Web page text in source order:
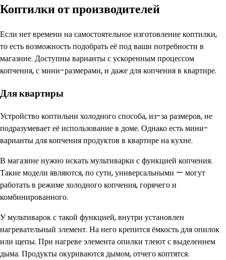
Коптилки от производителей
Если нет времени на самостоятельное изготовление коптилки,
то есть возможность подобрать её под ваши потребности в
магазине. Доступны варианты с ускоренным процессом
копчения, с мини-размерами, и даже для копчения в квартире.
Для квартиры
Устройство коптильни холодного способа, из-за размеров, не
подразумевает её использование в доме. Однако есть мини-
варианты для копчения продуктов в квартире на кухне.
В магазине нужно искать мультиварки с функцией копчения.
Такие модели являются, по сути, универсальными — могут
работать в режиме холодного копчения, горячего и
комбинированного.
У мультиварок с такой функцией, внутри установлен
нагревательный элемент. На него крепится ёмкость для опилок
или щепы. При нагреве элемента опилки тлеют с выделением
дыма. Продукты окуриваются дымом, отчего коптятся.